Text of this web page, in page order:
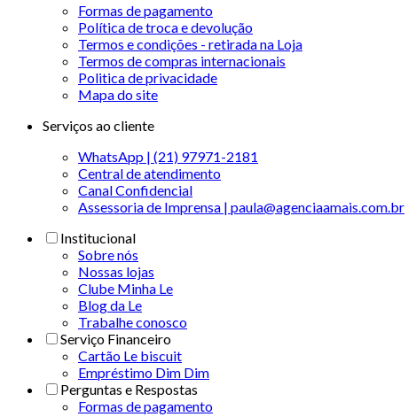
Formas de pagamento
Política de troca e devolução
Termos e condições - retirada na Loja
Termos de compras internacionais
Politica de privacidade
Mapa do site
Serviços ao cliente
WhatsApp | (21) 97971-2181
Central de atendimento
Canal Confidencial
Assessoria de Imprensa | paula@agenciaamais.com.br
Institucional
Sobre nós
Nossas lojas
Clube Minha Le
Blog da Le
Trabalhe conosco
Serviço Financeiro
Cartão Le biscuit
Empréstimo Dim Dim
Perguntas e Respostas
Formas de pagamento